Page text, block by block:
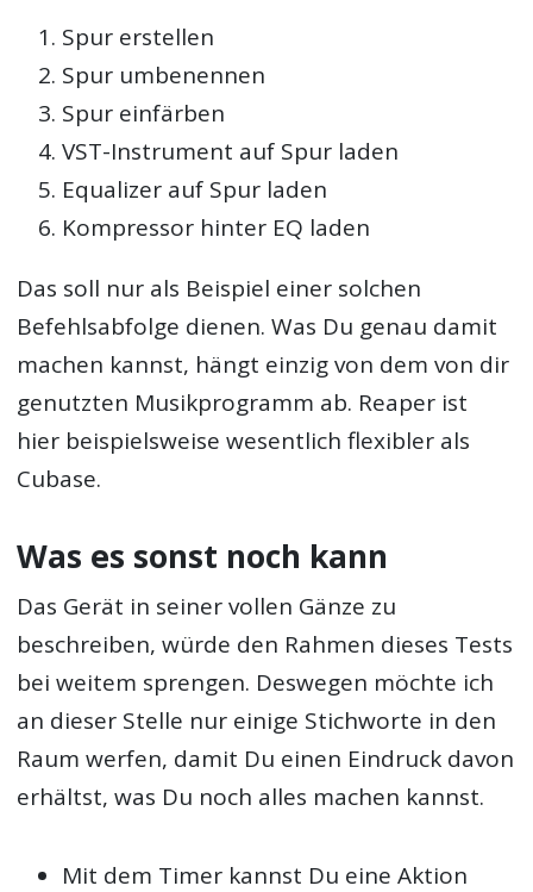
Spur erstellen
Spur umbenennen
Spur einfärben
VST-Instrument auf Spur laden
Equalizer auf Spur laden
Kompressor hinter EQ laden
Das soll nur als Beispiel einer solchen
Befehlsabfolge dienen. Was Du genau damit
machen kannst, hängt einzig von dem von dir
genutzten Musikprogramm ab. Reaper ist
hier beispielsweise wesentlich flexibler als
Cubase.
Was es sonst noch kann
Das Gerät in seiner vollen Gänze zu
beschreiben, würde den Rahmen dieses Tests
bei weitem sprengen. Deswegen möchte ich
an dieser Stelle nur einige Stichworte in den
Raum werfen, damit Du einen Eindruck davon
erhältst, was Du noch alles machen kannst.
Mit dem Timer kannst Du eine Aktion